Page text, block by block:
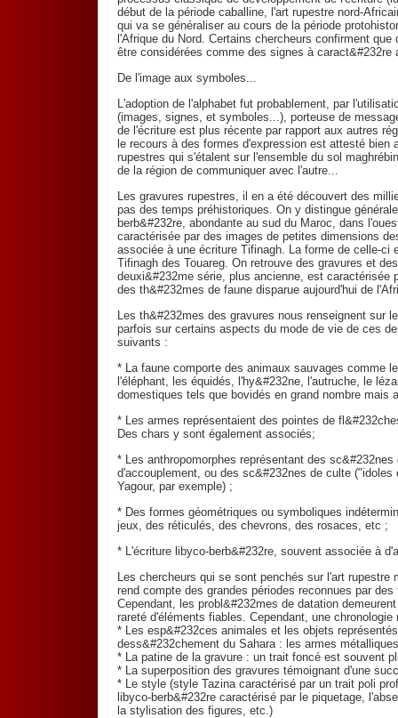
début de la période caballine, l'art rupestre nord-
qui va se généraliser au cours de la période
l'Afrique du Nord. Certains chercheurs confirment
être considérées comme des signes à caract&#232re
De l'image aux symboles...
L'adoption de l'alphabet fut probablement, par
(images, signes, et symboles...), porteuse de
de l'écriture est plus récente par rapport aux autres
le recours à des formes d'expression est attesté bien
rupestres qui s'étalent sur l'ensemble du sol
de la région de communiquer avec l'autre...
Les gravures rupestres, il en a été découvert des
pas des temps préhistoriques. On y distingue
berb&#232re, abondante au sud du Maroc, dans
caractérisée par des images de petites dimensions
associée à une écriture Tifinagh. La forme de celle-ci
Tifinagh des Touareg. On retrouve des gravures et
deuxi&#232me série, plus ancienne, est caractérisée
des th&#232mes de faune disparue aujourd'hui de
Les th&#232mes des gravures nous renseignent sur
parfois sur certains aspects du mode de vie de ces
suivants :
* La faune comporte des animaux sauvages comme
l'éléphant, les équidés, l'hy&#232ne, l'autruche, le
domestiques tels que bovidés en grand nombre
* Les armes représentaient des pointes de
Des chars y sont également associés;
* Les anthropomorphes représentant des
d'accouplement, ou des sc&#232nes de culte
Yagour, par exemple) ;
* Des formes géométriques ou symboliques
jeux, des réticulés, des chevrons, des rosaces, etc ;
* L'écriture libyco-berb&#232re, souvent associée à
Les chercheurs qui se sont penchés sur l'art
rend compte des grandes périodes reconnues par
Cependant, les probl&#232mes de datation
rareté d'éléments fiables. Cependant, une
* Les esp&#232ces animales et les objets
dess&#232chement du Sahara : les armes
* La patine de la gravure : un trait foncé est souvent
* La superposition des gravures témoignant d'une
* Le style (style Tazina caractérisé par un trait poli
libyco-berb&#232re caractérisé par le piquetage,
la stylisation des figures, etc.)